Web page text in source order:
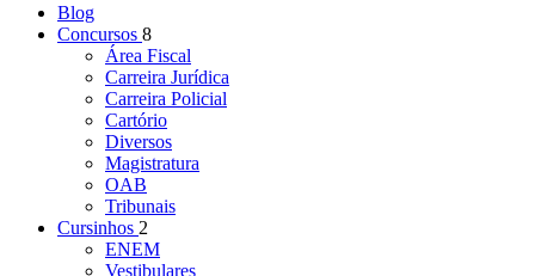
Blog
Concursos 8
Área Fiscal
Carreira Jurídica
Carreira Policial
Cartório
Diversos
Magistratura
OAB
Tribunais
Cursinhos 2
ENEM
Vestibulares